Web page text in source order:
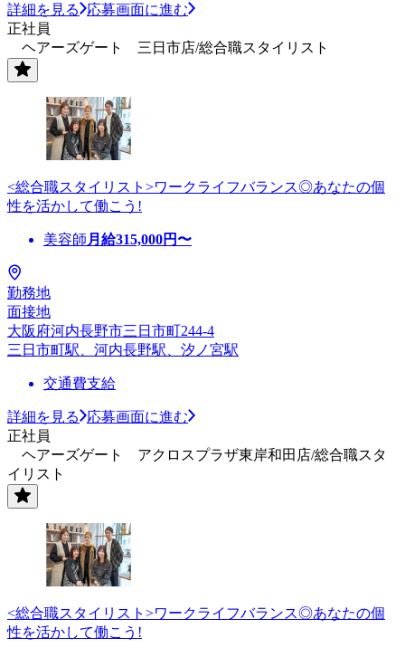
詳細を見る
応募画面に進む
正社員
ヘアーズゲート 三日市店/総合職スタイリスト
<総合職スタイリスト>ワークライフバランス◎あなたの個
性を活かして働こう!
美容師 月給315,000円〜
勤務地
面接地
大阪府河内長野市三日市町244-4
三日市町駅、河内長野駅、汐ノ宮駅
交通費支給
詳細を見る
応募画面に進む
正社員
ヘアーズゲート アクロスプラザ東岸和田店/総合職スタ
イリスト
<総合職スタイリスト>ワークライフバランス◎あなたの個
性を活かして働こう!